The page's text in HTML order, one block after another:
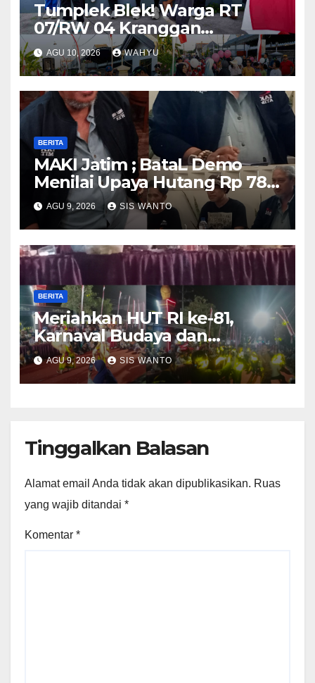
Tumplek Blek! Warga RT
07/RW 04 Kranggan
Gumul/SLG(Simpang Lima
Gumul) Gurah Kediri
Meriahkan HUT RI ke-81, Jalan
Santai Dibanjiri Ratusan
Hadiah
AGU 10, 2026 WAHYU
BERITA
MAKI Jatim ; BataL Demo
Menilai Upaya Hutang Rp 785
Milyar Percepatan
Pembangunan Relatif
AGU 9, 2026 SIS WANTO
BERITA
Meriahkan HUT RI ke-81,
Karnaval Budaya dan
Dentuman Sound Horeg
Lighting Lampu Hiasi Langit
Desa Weringinrejo
AGU 9, 2026 SIS WANTO
Tinggalkan Balasan
Alamat email Anda tidak akan dipublikasikan. Ruas
yang wajib ditandai *
Komentar *